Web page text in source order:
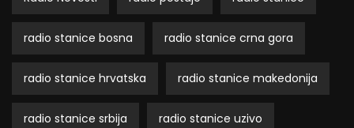
radio stanice bosna radio stanice crna gora
radio stanice hrvatska radio stanice makedonija
radio stanice srbija radio stanice uzivo